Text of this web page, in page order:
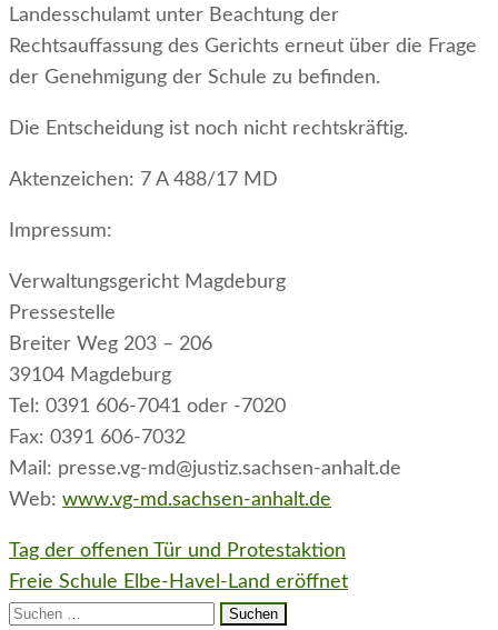
Landesschulamt unter Beachtung der
Rechtsauffassung des Gerichts erneut über die Frage
der Genehmigung der Schule zu befinden.
Die Entscheidung ist noch nicht rechtskräftig.
Aktenzeichen: 7 A 488/17 MD
Impressum:
Verwaltungsgericht Magdeburg
Pressestelle
Breiter Weg 203 – 206
39104 Magdeburg
Tel: 0391 606-7041 oder -7020
Fax: 0391 606-7032
Mail: presse.vg-md@justiz.sachsen-anhalt.de
Web: www.vg-md.sachsen-anhalt.de
Beitragsnavigation
Tag der offenen Tür und Protestaktion
Freie Schule Elbe-Havel-Land eröffnet
Suchen